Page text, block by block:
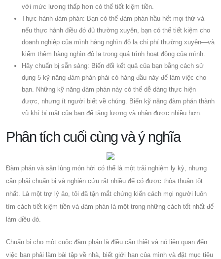
với mức lương thấp hơn có thể tiết kiệm tiền.
Thực hành đàm phán: Bạn có thể đàm phán hầu hết mọi thứ và
nếu thực hành điều đó đủ thường xuyên, bạn có thể tiết kiệm cho
doanh nghiệp của mình hàng nghìn đô la chi phí thường xuyên—và
kiếm thêm hàng nghìn đô la trong quá trình hoạt động của mình.
Hãy chuẩn bị sẵn sàng: Biến đổi kết quả của bạn bằng cách sử
dụng 5 kỹ năng đàm phán phải có hàng đầu này để làm việc cho
bạn. Những kỹ năng đàm phán này có thể dễ dàng thực hiện
được, nhưng ít người biết về chúng. Biến kỹ năng đàm phán thành
vũ khí bí mật của bạn để tăng lương và nhận được nhiều hơn.
Phân tích cuối cùng và ý nghĩa
Đàm phán và săn lùng món hời có thể là một trải nghiệm ly kỳ, nhưng
cần phải chuẩn bị và nghiên cứu rất nhiều để có được thỏa thuận tốt
nhất. Là một trợ lý ảo, tôi đã tận mắt chứng kiến ​​cách mọi người luôn
tìm cách tiết kiệm tiền và đàm phán là một trong những cách tốt nhất để
làm điều đó.
Chuẩn bị cho một cuộc đàm phán là điều cần thiết và nó liên quan đến
việc bạn phải làm bài tập về nhà, biết giới hạn của mình và đặt mục tiêu